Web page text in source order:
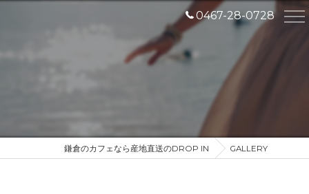
0467-28-0728
鎌倉のカフェなら産地直送のDROP IN GALLERY